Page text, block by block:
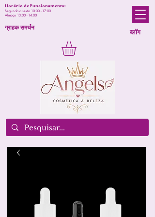
ब्लॉग
Horário de Funcionamento:
Segunda a sexta 10:00 - 17:00
Almoço 13:00 - 14:00
ग्राहक समर्थन